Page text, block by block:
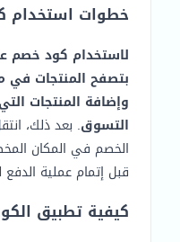
خطوات استخدام
لاستخدام كود خصم
بتصفح المنتجات في
وإضافة المنتجات
التسوق. بعد ذلك،
الخصم في المكان
قبل إتمام عملية
كيفية تطبيق